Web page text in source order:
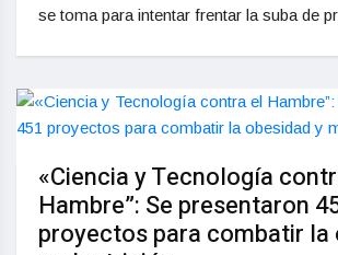
se toma para intentar frentar la suba de
«Ciencia y Tecnología
Hambre”: Se presentaron
proyectos para combatir la